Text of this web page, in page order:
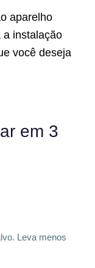
aparelho
a instalação
você deseja
em 3
Leva menos